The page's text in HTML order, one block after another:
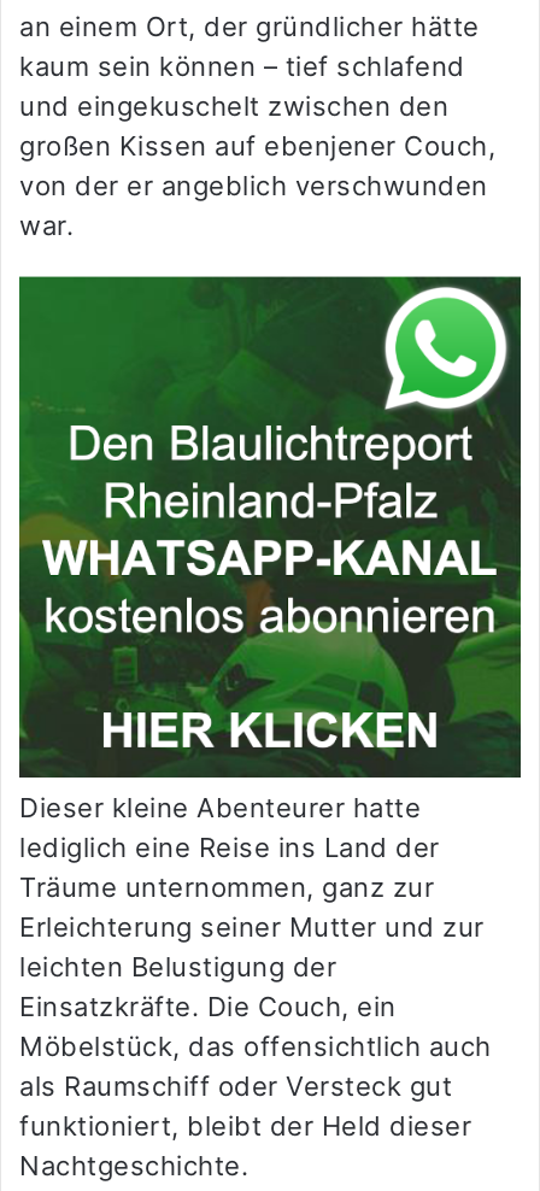
an einem Ort, der gründlicher hätte
kaum sein können – tief schlafend
und eingekuschelt zwischen den
großen Kissen auf ebenjener Couch,
von der er angeblich verschwunden
war.
Dieser kleine Abenteurer hatte
lediglich eine Reise ins Land der
Träume unternommen, ganz zur
Erleichterung seiner Mutter und zur
leichten Belustigung der
Einsatzkräfte. Die Couch, ein
Möbelstück, das offensichtlich auch
als Raumschiff oder Versteck gut
funktioniert, bleibt der Held dieser
Nachtgeschichte.